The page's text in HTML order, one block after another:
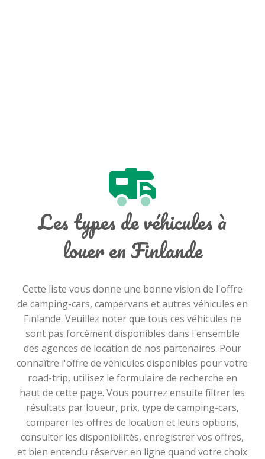
Les types de véhicules à
louer en Finlande
Cette liste vous donne une bonne vision de l'offre
de camping-cars, campervans et autres véhicules en
Finlande. Veuillez noter que tous ces véhicules ne
sont pas forcément disponibles dans l'ensemble
des agences de location de nos partenaires. Pour
connaître l'offre de véhicules disponibles pour votre
road-trip, utilisez le formulaire de recherche en
haut de cette page. Vous pourrez ensuite filtrer les
résultats par loueur, prix, type de camping-cars,
comparer les offres de location et leurs options,
consulter les disponibilités, enregistrer vos offres,
et bien entendu réserver en ligne quand votre choix